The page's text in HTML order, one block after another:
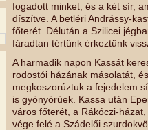
fogadott minket, és a két sír,
díszítve. A betléri Andrássy-
főterét. Délután a Szilicei
fáradtan tértünk érkeztünk
A harmadik napon Kassát
rodostói házának másolatát,
megkoszorúztuk a fejedelem
is gyönyörűek. Kassa után
város főterét, a Rákóczi-
vége felé a Szádelői